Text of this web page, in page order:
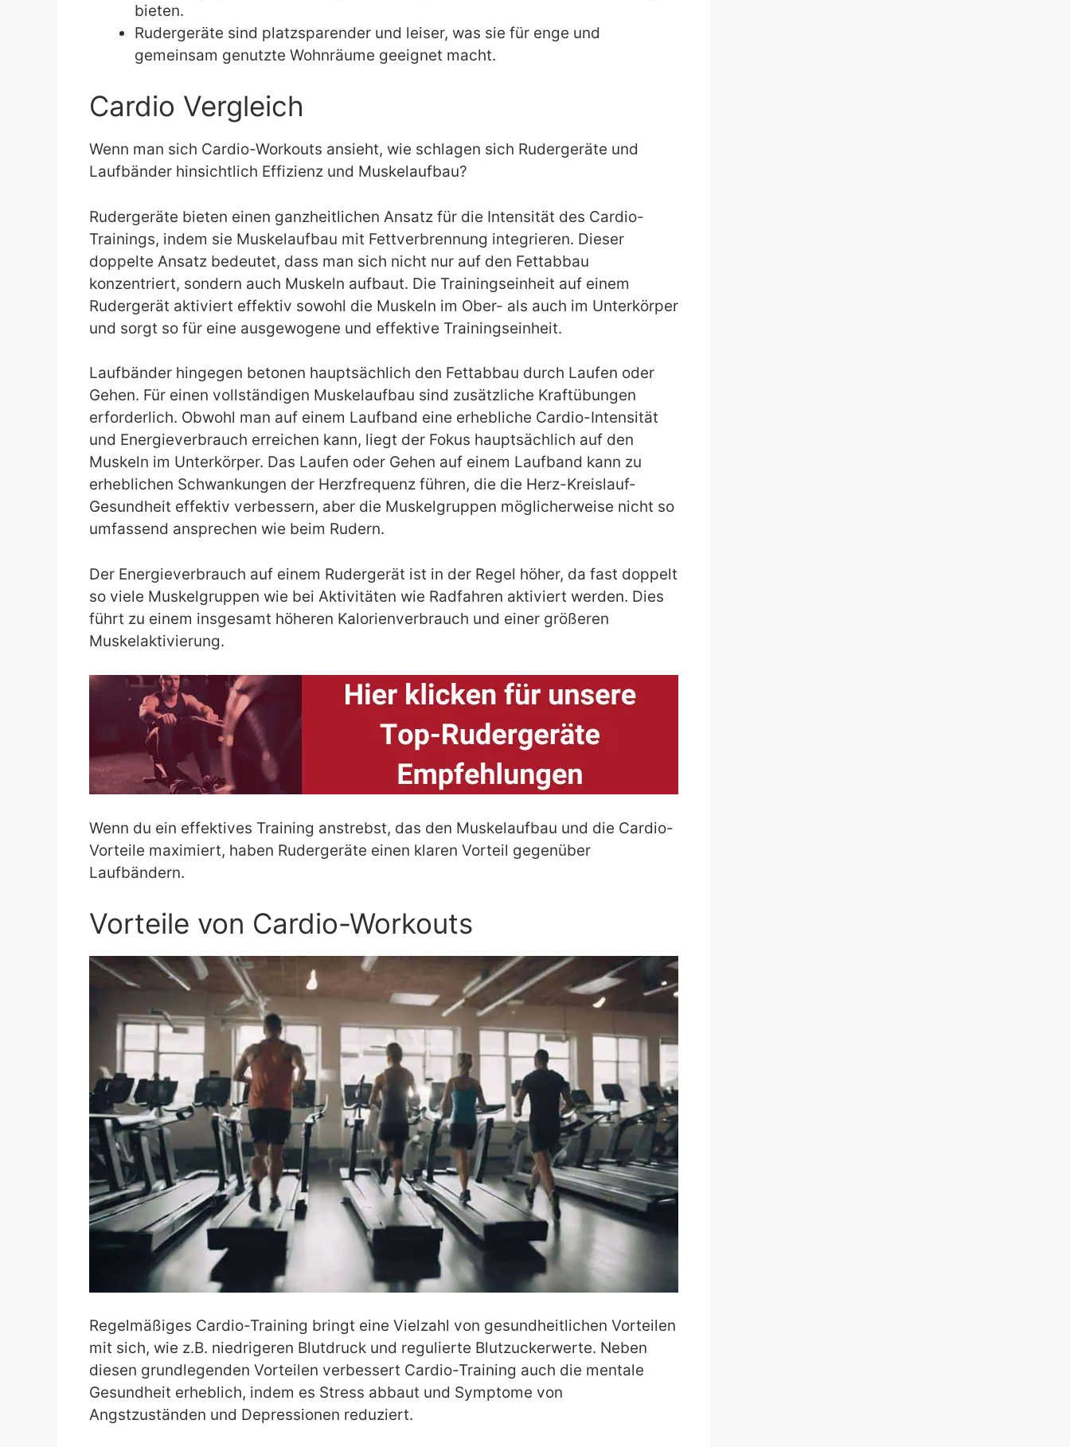
bieten.
Rudergeräte sind platzsparender und leiser, was sie für enge und
gemeinsam genutzte Wohnräume geeignet macht.
Cardio Vergleich
Wenn man sich Cardio-Workouts ansieht, wie schlagen sich Rudergeräte und
Laufbänder hinsichtlich Effizienz und Muskelaufbau?
Rudergeräte bieten einen ganzheitlichen Ansatz für die Intensität des Cardio-
Trainings, indem sie Muskelaufbau mit Fettverbrennung integrieren. Dieser
doppelte Ansatz bedeutet, dass man sich nicht nur auf den Fettabbau
konzentriert, sondern auch Muskeln aufbaut. Die Trainingseinheit auf einem
Rudergerät aktiviert effektiv sowohl die Muskeln im Ober- als auch im Unterkörper
und sorgt so für eine ausgewogene und effektive Trainingseinheit.
Laufbänder hingegen betonen hauptsächlich den Fettabbau durch Laufen oder
Gehen. Für einen vollständigen Muskelaufbau sind zusätzliche Kraftübungen
erforderlich. Obwohl man auf einem Laufband eine erhebliche Cardio-Intensität
und Energieverbrauch erreichen kann, liegt der Fokus hauptsächlich auf den
Muskeln im Unterkörper. Das Laufen oder Gehen auf einem Laufband kann zu
erheblichen Schwankungen der Herzfrequenz führen, die die Herz-Kreislauf-
Gesundheit effektiv verbessern, aber die Muskelgruppen möglicherweise nicht so
umfassend ansprechen wie beim Rudern.
Der Energieverbrauch auf einem Rudergerät ist in der Regel höher, da fast doppelt
so viele Muskelgruppen wie bei Aktivitäten wie Radfahren aktiviert werden. Dies
führt zu einem insgesamt höheren Kalorienverbrauch und einer größeren
Muskelaktivierung.
Wenn du ein effektives Training anstrebst, das den Muskelaufbau und die Cardio-
Vorteile maximiert, haben Rudergeräte einen klaren Vorteil gegenüber
Laufbändern.
Vorteile von Cardio-Workouts
Regelmäßiges Cardio-Training bringt eine Vielzahl von gesundheitlichen Vorteilen
mit sich, wie z.B. niedrigeren Blutdruck und regulierte Blutzuckerwerte. Neben
diesen grundlegenden Vorteilen verbessert Cardio-Training auch die mentale
Gesundheit erheblich, indem es Stress abbaut und Symptome von
Angstzuständen und Depressionen reduziert.